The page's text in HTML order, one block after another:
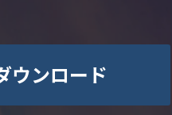
ウンロード